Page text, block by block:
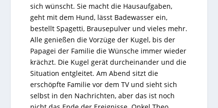
sich wünscht. Sie macht die Hausaufgaben,
geht mit dem Hund, lässt Badewasser ein,
bestellt Spagetti, Brausepulver und vieles mehr.
Alle genießen die Vorzüge der Kugel, bis der
Papagei der Familie die Wünsche immer wieder
krächzt. Die Kugel gerät durcheinander und die
Situation entgleitet. Am Abend sitzt die
erschöpfte Familie vor dem TV und sieht sich
selbst in den Nachrichten, aber das ist noch